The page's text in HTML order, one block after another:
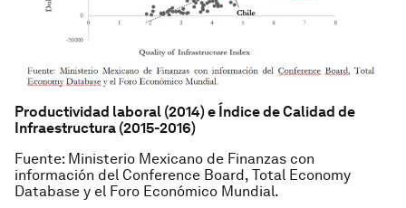
Productividad laboral (2014) e Índice de Calidad de
Infraestructura (2015-2016)
Fuente: Ministerio Mexicano de Finanzas con
información del Conference Board, Total Economy
Database y el Foro Económico Mundial.